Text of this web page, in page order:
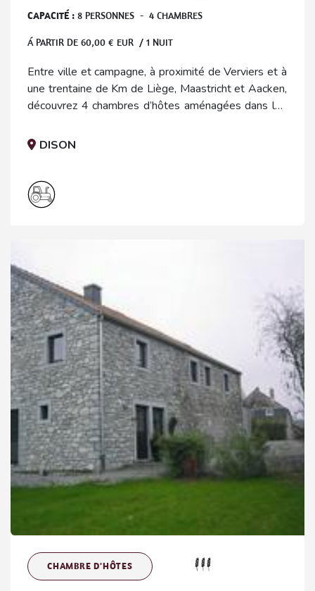
CAPACITÉ : 8 PERSONNES - 4 CHAMBRES
Á PARTIR DE 60,00 € EUR / 1 NUIT
Entre ville et campagne, à proximité de Verviers et à
une trentaine de Km de Liège, Maastricht et Aacken,
découvrez 4 chambres d’hôtes aménagées dans les
DISON
CHAMBRE D'HÔTES